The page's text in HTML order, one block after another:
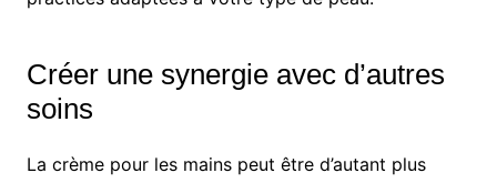
Créer une synergie avec d’autres
soins
La crème pour les mains peut être d’autant plus